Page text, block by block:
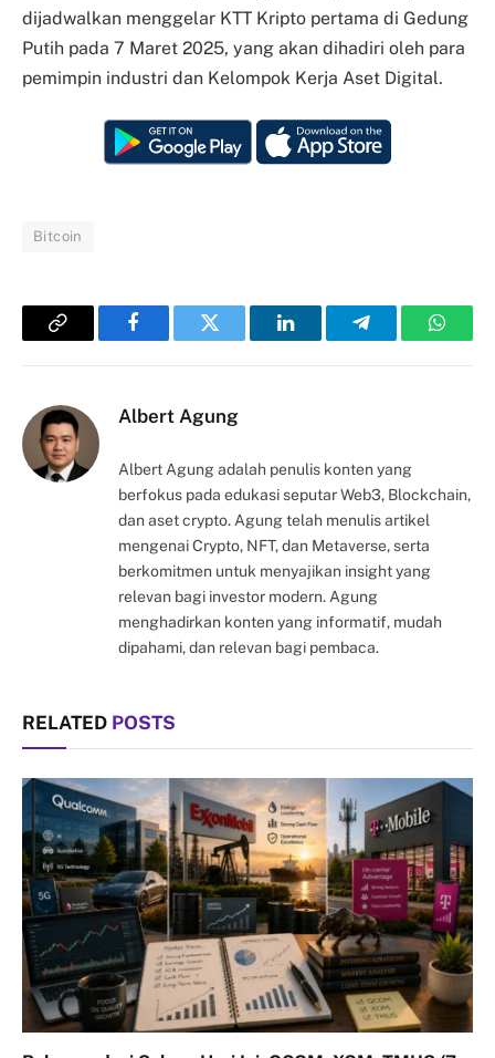
dijadwalkan menggelar KTT Kripto pertama di Gedung
Putih pada 7 Maret 2025, yang akan dihadiri oleh para
pemimpin industri dan Kelompok Kerja Aset Digital.
Bitcoin
Copy
FacebookTwitter LinkedInTelegram
Albert Agung
Albert Agung adalah penulis konten yang
berfokus pada edukasi seputar Web3, Blockchain,
dan aset crypto. Agung telah menulis artikel
mengenai Crypto, NFT, dan Metaverse, serta
berkomitmen untuk menyajikan insight yang
relevan bagi investor modern. Agung
menghadirkan konten yang informatif, mudah
dipahami, dan relevan bagi pembaca.
RELATED POSTS